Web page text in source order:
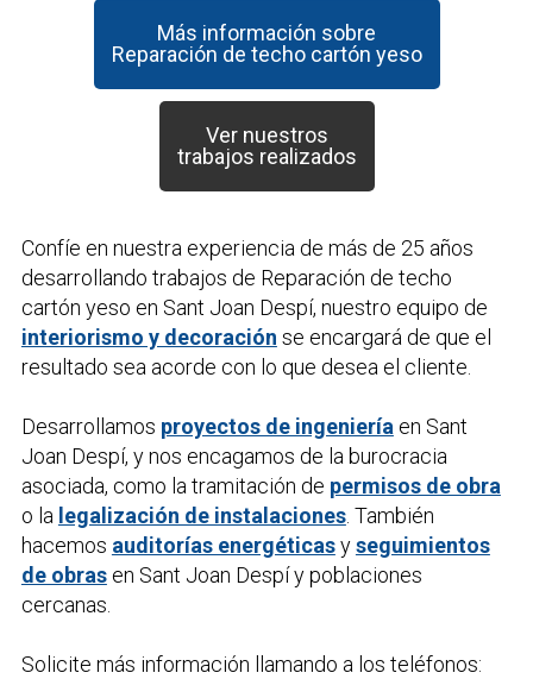
Más información sobre
Reparación de techo cartón yeso
Ver nuestros
trabajos realizados
Confíe en nuestra experiencia de más de 25 años
desarrollando trabajos de Reparación de techo
cartón yeso en Sant Joan Despí, nuestro equipo de
interiorismo y decoración se encargará de que el
resultado sea acorde con lo que desea el cliente.
Desarrollamos proyectos de ingeniería en Sant
Joan Despí, y nos encagamos de la burocracia
asociada, como la tramitación de permisos de obra
o la legalización de instalaciones. También
hacemos auditorías energéticasyseguimientos
de obrasen Sant Joan Despí y poblaciones
cercanas.
Solicite más información llamando a los teléfonos: